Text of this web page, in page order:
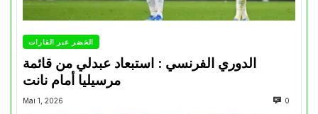
الخضر عبر القارات
الدوري الفرنسي : استبعاد عبدلي من قائمة
مرسيليا أمام نانت
Mai 1, 2026 0